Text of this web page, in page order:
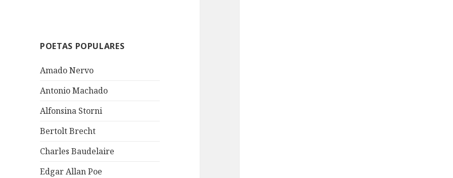
POETAS POPULARES
Amado Nervo
Antonio Machado
Alfonsina Storni
Bertolt Brecht
Charles Baudelaire
Edgar Allan Poe